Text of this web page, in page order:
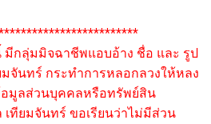
กลุ่มมิจฉาชีพแอบอ้าง ชื่อ และ รูป
จันทร์ กระทำการหลอกลวงให้หลง
อมูลส่วนบุคคลหรือทรัพย์สิน
ทียมจันทร์ ขอเรียนว่าไม่มีส่วน